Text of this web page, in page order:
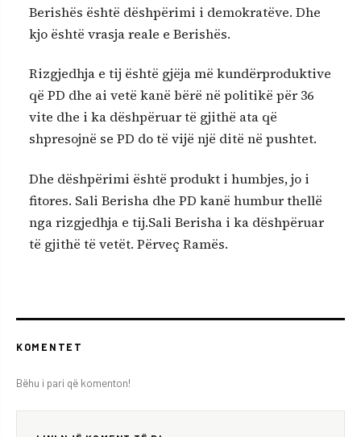
Berishës është dëshpërimi i demokratëve. Dhe
kjo është vrasja reale e Berishës.
Rizgjedhja e tij është gjëja më kundërproduktive
që PD dhe ai vetë kanë bërë në politikë për 36
vite dhe i ka dëshpëruar të gjithë ata që
shpresojnë se PD do të vijë një ditë në pushtet.
Dhe dëshpërimi është produkt i humbjes, jo i
fitores. Sali Berisha dhe PD kanë humbur thellë
nga rizgjedhja e tij.Sali Berisha i ka dëshpëruar
të gjithë të vetët. Përveç Ramës.
KOMENTET
Bëhu i pari që komenton!